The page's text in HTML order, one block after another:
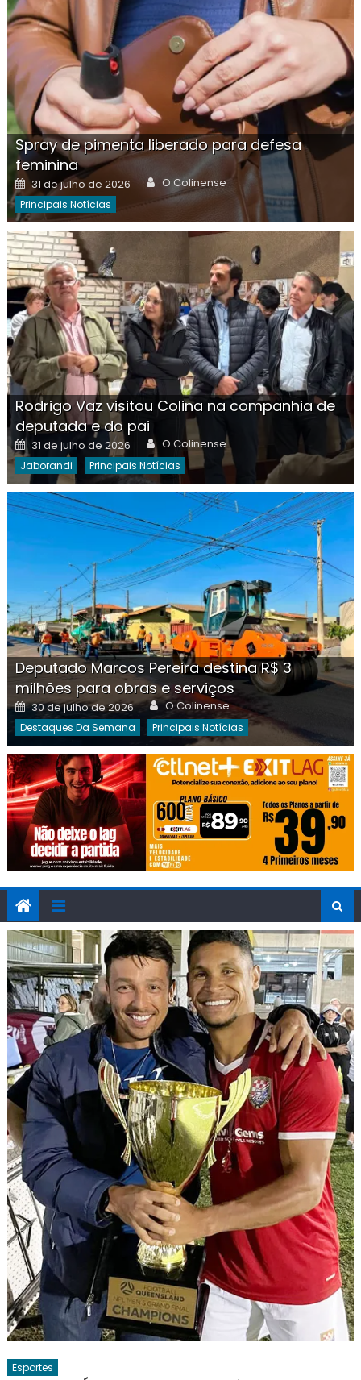
Spray de pimenta liberado para defesa
feminina
Posted
on
31 de julho de 2026 Author
O Colinense
Principais Notícias
Rodrigo Vaz visitou Colina na companhia de
deputada e do pai
Posted
on
31 de julho de 2026 Author
O Colinense
Jaborandi Principais Notícias
Deputado Marcos Pereira destina R$ 3
milhões para obras e serviços
Posted
on
30 de julho de 2026 Author
O Colinense
Destaques Da Semana Principais Notícias
Esportes